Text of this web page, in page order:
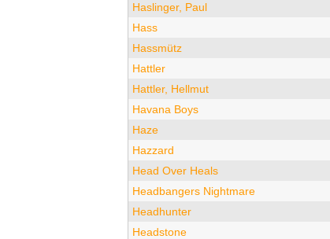
Haslinger, Paul
Hass
Hassmütz
Hattler
Hattler, Hellmut
Havana Boys
Haze
Hazzard
Head Over Heals
Headbangers Nightmare
Headhunter
Headstone